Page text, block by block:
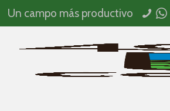
Un campo más productivo